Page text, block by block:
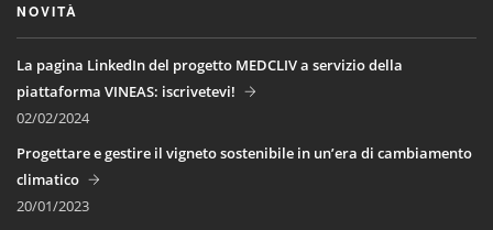
NOVITÀ
La pagina LinkedIn del progetto MEDCLIV a servizio della
piattaforma VINEAS: iscrivetevi!
02/02/2024
Progettare e gestire il vigneto sostenibile in un’era di cambiamento
climatico
20/01/2023